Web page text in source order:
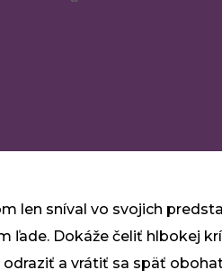
len sníval vo svojich
ľade. Dokáže čeliť hlbokej
a vrátiť sa späť